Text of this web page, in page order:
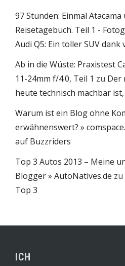
97 Stunden: Einmal Atacama
Reisetagebuch. Teil 1 -
Audi Q5: Ein toller SUV
Ab in die Wüste: Praxistest
11-24mm f/4.0, Teil 1 zu Der
heute technisch machbar
Warum ist ein Blog ohne
erwähnenswert? »
auf Buzzriders
Top 3 Autos 2013 – Meine
Blogger » AutoNatives.de zu
Top 3
ICH